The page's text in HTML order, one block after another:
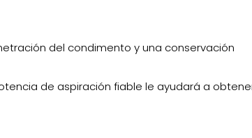
del condimento y una conservación
de aspiración fiable le ayudará a